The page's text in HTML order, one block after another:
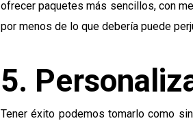
ofrecer paquetes más sencillos, con
por menos de lo que debería puede
5.
Tener éxito podemos tomarlo como